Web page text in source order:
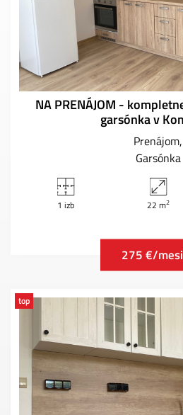
NA PRENÁJOM -
garsónka v
Prenájom
Garsónka
1 izb 22 m2
275 €/
top